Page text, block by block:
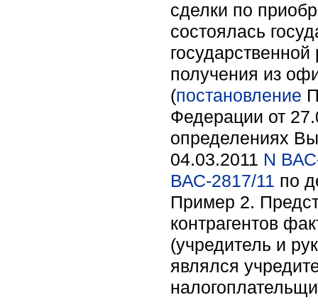
сделки по
состоялась
получения из
(постановление
Федерации от
определениях
04.03.2011 N
ВАС-2817/11 по
Пример 2.
контрагентов
(учредитель и
являлся